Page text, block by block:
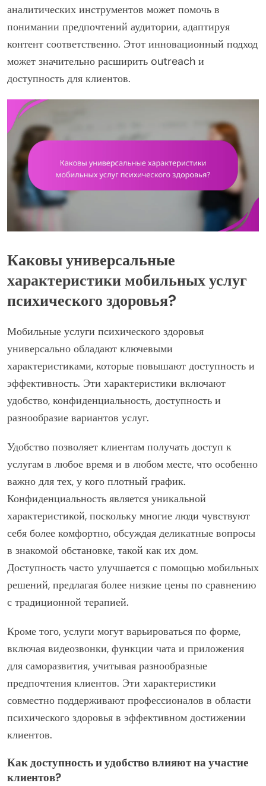
аналитических инструментов может помочь в
понимании предпочтений аудитории, адаптируя
контент соответственно. Этот инновационный подход
может значительно расширить outreach и
доступность для клиентов.
Каковы универсальные
характеристики мобильных услуг
психического здоровья?
Мобильные услуги психического здоровья
универсально обладают ключевыми
характеристиками, которые повышают доступность и
эффективность. Эти характеристики включают
удобство, конфиденциальность, доступность и
разнообразие вариантов услуг.
Удобство позволяет клиентам получать доступ к
услугам в любое время и в любом месте, что особенно
важно для тех, у кого плотный график.
Конфиденциальность является уникальной
характеристикой, поскольку многие люди чувствуют
себя более комфортно, обсуждая деликатные вопросы
в знакомой обстановке, такой как их дом.
Доступность часто улучшается с помощью мобильных
решений, предлагая более низкие цены по сравнению
с традиционной терапией.
Кроме того, услуги могут варьироваться по форме,
включая видеозвонки, функции чата и приложения
для саморазвития, учитывая разнообразные
предпочтения клиентов. Эти характеристики
совместно поддерживают профессионалов в области
психического здоровья в эффективном достижении
клиентов.
Как доступность и удобство влияют на участие
клиентов?